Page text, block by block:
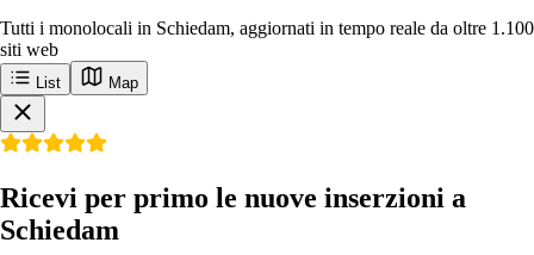
Tutti i monolocali in Schiedam, aggiornati in tempo reale da oltre 1.100
siti web
List Map
Ricevi per primo le nuove inserzioni a
Schiedam